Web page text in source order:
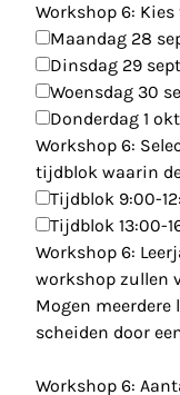
Workshop 6:
Maandag 28
Dinsdag 29
Woensdag 30
Donderdag 1
Workshop 6:
tijdblok waarin
Tijdblok 9:00-
Tijdblok 13:00-
Workshop 6:
workshop zullen
Mogen
scheiden door
Workshop 6: